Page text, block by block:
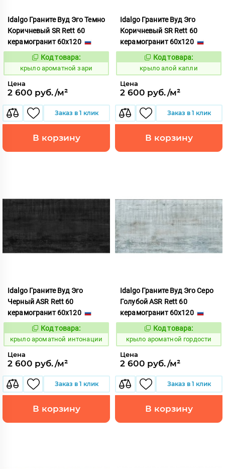
Idalgo Граните Вуд Эго Темно
Коричневый SR Rett 60
керамогранит 60x120
828403
Код товара:
крыло ароматной зари
Цена
2 600 руб./м²
Заказ в 1 клик
В корзину
Idalgo Граните Вуд Эго
Коричневый SR Rett 60
керамогранит 60x120
828287
Код товара:
крыло алой капли
Цена
2 600 руб./м²
Заказ в 1 клик
В корзину
Idalgo Граните Вуд Эго
Черный ASR Rett 60
керамогранит 60x120
828408
Код товара:
крыло ароматной интонации
Цена
2 600 руб./м²
Заказ в 1 клик
В корзину
Idalgo Граните Вуд Эго Серо
Голубой ASR Rett 60
керамогранит 60x120
828393
Код товара:
крыло ароматной гордости
Цена
2 600 руб./м²
Заказ в 1 клик
В корзину